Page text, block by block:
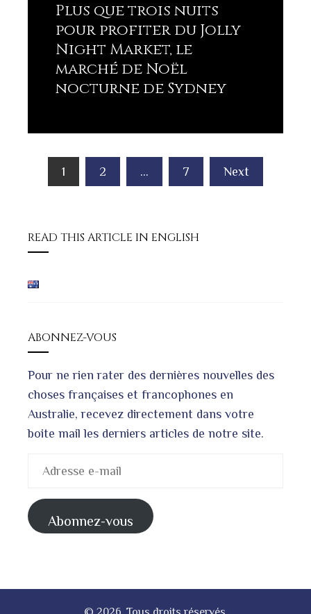
Plus que trois nuits
pour profiter du Jolly
Night Market, le
marché de Noël
nocturne de Sydney
Pagination
publications
1 2 … 7 Next
READ THIS ARTICLE IN ENGLISH
ABONNEZ-VOUS
Pour ne rien rater des dernières nouvelles des
choses françaises et francophones en
Australie, recevez directement dans votre
boite mail les derniers articles de notre site.
mail
Abonnez-vous